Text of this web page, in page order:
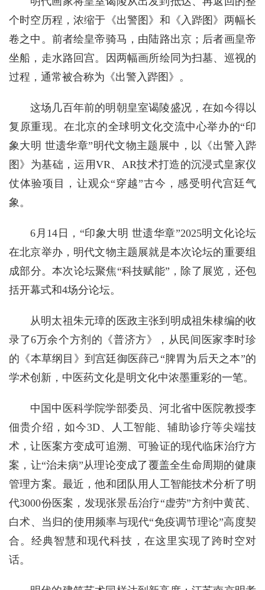
个时空历程，浓缩于《出警图》和《入跸图》两幅长
卷之中。前者绘皇帝骑马，由陆路出京；后者画皇帝
坐船，走水路回宫。因两幅画所绘同为扫墓、巡视的
过程，通常被合称为《出警入跸图》。
这场几百年前的明朝皇室谒陵盛况，在如今得以
复原重现。在北京的全球明文化交流中心举办的“印
象大明 世遗华章”明代文物主题展中，以《出警入跸
图》为基础，运用VR、AR技术打造的沉浸式皇家仪
仗体验项目，让观众“穿越”古今，感受明代宫廷气
象。
6月14日，“印象大明 世遗华章”2025明文化论坛
在北京举办，明代文物主题展就是本次论坛的重要组
成部分。本次论坛聚焦“科技赋能”，除了展览，还包
括开幕式和4场分论坛。
从明太祖朱元璋的医政主张到明成祖朱棣编的收
录了6万余个方剂的《普济方》，从民间医家李时珍
的《本草纲目》到宫廷御医薛己“脾胃为后天之本”的
学术创新，中医药文化是明文化中浓墨重彩的一笔。
中国中医科学院学部委员、河北省中医院教授李
佃贵介绍，如今3D、人工智能、辅助诊疗等尖端技
术，让医案方变成可追溯、可验证的现代临床治疗方
案，让“治未病”从理论变成了覆盖全生命周期的健康
管理方案。最近，他和团队用人工智能技术分析了明
代3000份医案，发现张景岳治疗“虚劳”方剂中黄芪、
白术、当归的使用频率与现代“免疫调节理论”高度契
合。经典智慧和现代科技，在这里实现了跨时空对
话。